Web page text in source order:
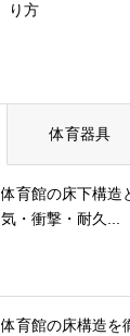
り方
体育器具
体育館の床下構造
気・衝撃・耐久...
体育館の床構造を